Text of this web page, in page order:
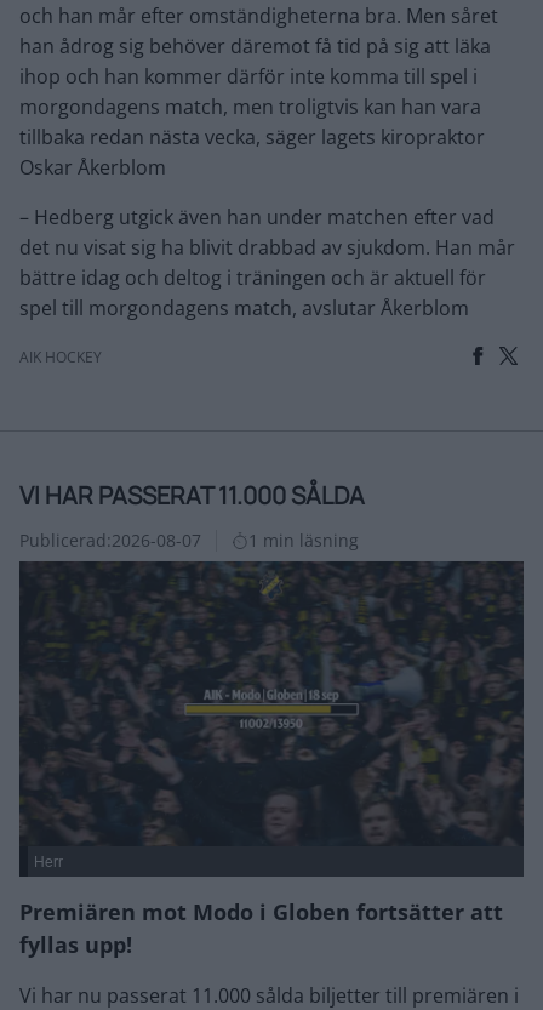
och han mår efter omständigheterna bra. Men såret
han ådrog sig behöver däremot få tid på sig att läka
ihop och han kommer därför inte komma till spel i
morgondagens match, men troligtvis kan han vara
tillbaka redan nästa vecka, säger lagets kiropraktor
Oskar Åkerblom
– Hedberg utgick även han under matchen efter vad
det nu visat sig ha blivit drabbad av sjukdom. Han mår
bättre idag och deltog i träningen och är aktuell för
spel till morgondagens match, avslutar Åkerblom
AIK HOCKEY
VI HAR PASSERAT 11.000 SÅLDA
Publicerad:2026-08-07 1 min läsning
Herr
Premiären mot Modo i Globen fortsätter att
fyllas upp!
Vi har nu passerat 11.000 sålda biljetter till premiären i